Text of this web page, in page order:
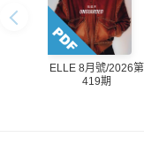
ELLE 8月號/2026第
419期